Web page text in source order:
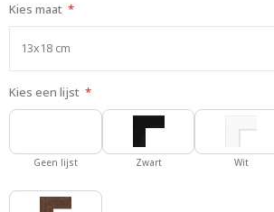
Kies maat
Kies een lijst
Geen lijst Zwart Wit